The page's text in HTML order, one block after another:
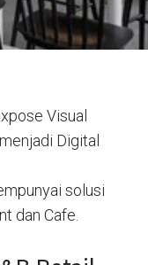
Visual
Digital
solusi
dan Cafe.